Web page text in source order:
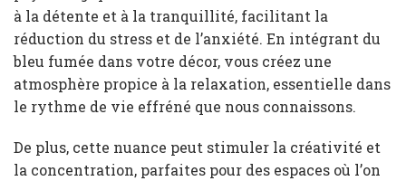
à la détente et à la tranquillité, facilitant la
réduction du stress et de l’anxiété. En intégrant du
bleu fumée dans votre décor, vous créez une
atmosphère propice à la relaxation, essentielle dans
le rythme de vie effréné que nous connaissons.
De plus, cette nuance peut stimuler la créativité et
la concentration, parfaites pour des espaces où l’on